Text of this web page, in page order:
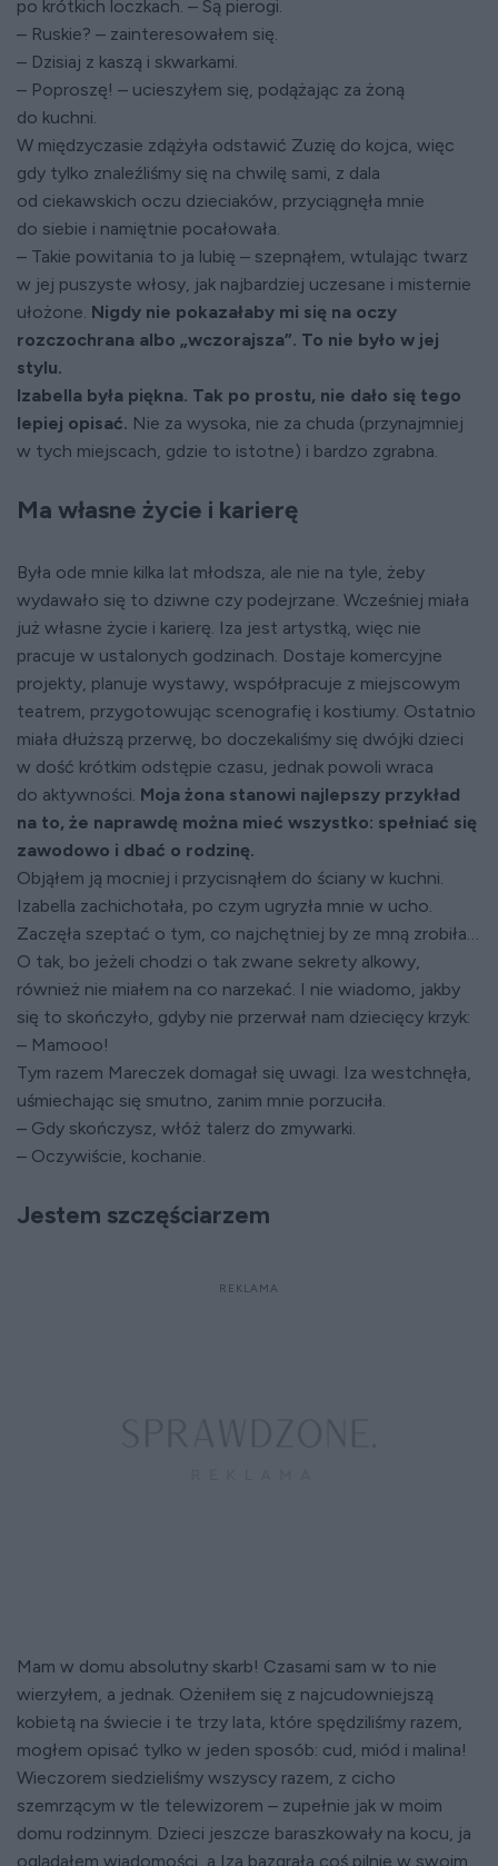
po krótkich loczkach. – Są pierogi.
– Ruskie? – zainteresowałem się.
– Dzisiaj z kaszą i skwarkami.
– Poproszę! – ucieszyłem się, podążając za żoną
do kuchni.
W międzyczasie zdążyła odstawić Zuzię do kojca, więc
gdy tylko znaleźliśmy się na chwilę sami, z dala
od ciekawskich oczu dzieciaków, przyciągnęła mnie
do siebie i namiętnie pocałowała.
– Takie powitania to ja lubię – szepnąłem, wtulając twarz
w jej puszyste włosy, jak najbardziej uczesane i misternie
ułożone. Nigdy nie pokazałaby mi się na oczy
rozczochrana albo „wczorajsza”. To nie było w jej
stylu.
Izabella była piękna. Tak po prostu, nie dało się tego
lepiej opisać. Nie za wysoka, nie za chuda (przynajmniej
w tych miejscach, gdzie to istotne) i bardzo zgrabna.
Ma własne życie i karierę
Była ode mnie kilka lat młodsza, ale nie na tyle, żeby
wydawało się to dziwne czy podejrzane. Wcześniej miała
już własne życie i karierę. Iza jest artystką, więc nie
pracuje w ustalonych godzinach. Dostaje komercyjne
projekty, planuje wystawy, współpracuje z miejscowym
teatrem, przygotowując scenografię i kostiumy. Ostatnio
miała dłuższą przerwę, bo doczekaliśmy się dwójki dzieci
w dość krótkim odstępie czasu, jednak powoli wraca
do aktywności. Moja żona stanowi najlepszy przykład
na to, że naprawdę można mieć wszystko: spełniać się
zawodowo i dbać o rodzinę.
Objąłem ją mocniej i przycisnąłem do ściany w kuchni.
Izabella zachichotała, po czym ugryzła mnie w ucho.
Zaczęła szeptać o tym, co najchętniej by ze mną zrobiła…
O tak, bo jeżeli chodzi o tak zwane sekrety alkowy,
również nie miałem na co narzekać. I nie wiadomo, jakby
się to skończyło, gdyby nie przerwał nam dziecięcy krzyk:
– Mamooo!
Tym razem Mareczek domagał się uwagi. Iza westchnęła,
uśmiechając się smutno, zanim mnie porzuciła.
– Gdy skończysz, włóż talerz do zmywarki.
– Oczywiście, kochanie.
Jestem szczęściarzem
Mam w domu absolutny skarb! Czasami sam w to nie
wierzyłem, a jednak. Ożeniłem się z najcudowniejszą
kobietą na świecie i te trzy lata, które spędziliśmy razem,
mogłem opisać tylko w jeden sposób: cud, miód i malina!
Wieczorem siedzieliśmy wszyscy razem, z cicho
szemrzącym w tle telewizorem – zupełnie jak w moim
domu rodzinnym. Dzieci jeszcze baraszkowały na kocu, ja
oglądałem wiadomości, a Iza bazgrała coś pilnie w swoim